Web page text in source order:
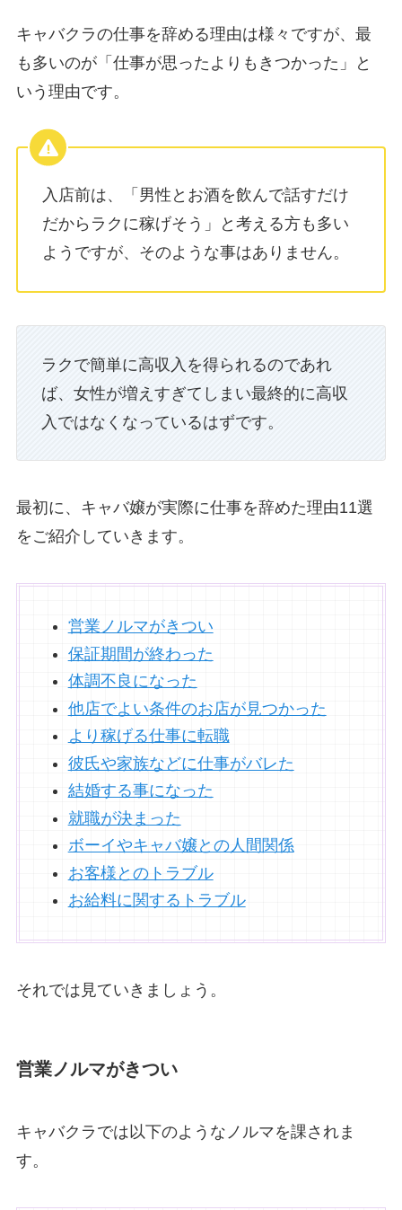
キャバクラの仕事を辞める理由は様々ですが、最
も多いのが「仕事が思ったよりもきつかった」と
いう理由です。
入店前は、「男性とお酒を飲んで話すだけ
だからラクに稼げそう」と考える方も多い
ようですが、そのような事はありません。
ラクで簡単に高収入を得られるのであれ
ば、女性が増えすぎてしまい最終的に高収
入ではなくなっているはずです。
最初に、キャバ嬢が実際に仕事を辞めた理由11選
をご紹介していきます。
営業ノルマがきつい
保証期間が終わった
体調不良になった
他店でよい条件のお店が見つかった
より稼げる仕事に転職
彼氏や家族などに仕事がバレた
結婚する事になった
就職が決まった
ボーイやキャバ嬢との人間関係
お客様とのトラブル
お給料に関するトラブル
それでは見ていきましょう。
営業ノルマがきつい
キャバクラでは以下のようなノルマを課されま
す。